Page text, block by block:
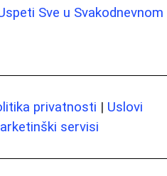
Sve u Svakodnevnom
privatnosti | Uslovi
servisi